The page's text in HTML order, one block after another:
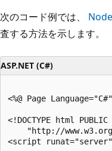
次のコード例では、
査する方法を示します。
ASP.NET (C#)
<%@ Page
<!DOCTYPE html
"http://
<script